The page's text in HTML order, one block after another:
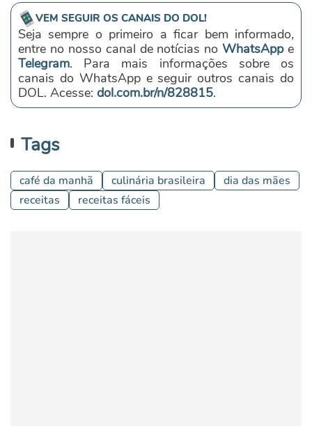
VEM SEGUIR OS CANAIS DO DOL!
Seja sempre o primeiro a ficar bem informado,
entre no nosso canal de notícias noWhatsAppe
Telegram. Para mais informações sobre os
canais do WhatsApp e seguir outros canais do
DOL. Acesse: dol.com.br/n/828815.
Tags
café da manhã culinária brasileira
dia das mães
receitas
receitas fáceis